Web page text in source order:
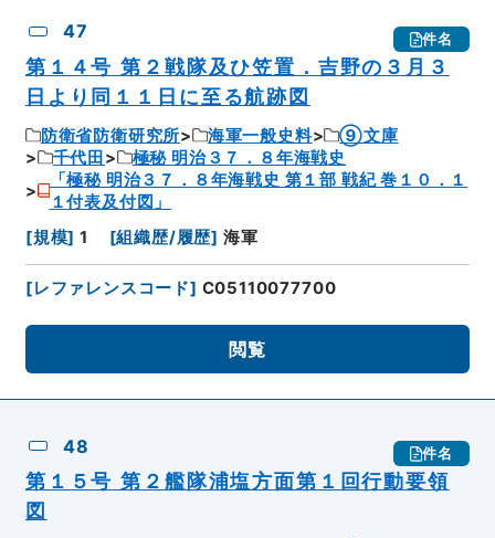
47 件名
第１４号 第２戦隊及ひ笠置．吉野の３月３
日より同１１日に至る航跡図
防衛省防衛研究所 海軍一般史料
⑨文庫
千代田
極秘 明治３７．８年海戦史
「極秘 明治３７．８年海戦史 第１部 戦紀 巻１０．１
１付表及付図」
[規模] 1 [組織歴/履歴] 海軍
[レファレンスコード] C05110077700
閲覧
48 件名
第１５号 第２艦隊浦塩方面第１回行動要領
図